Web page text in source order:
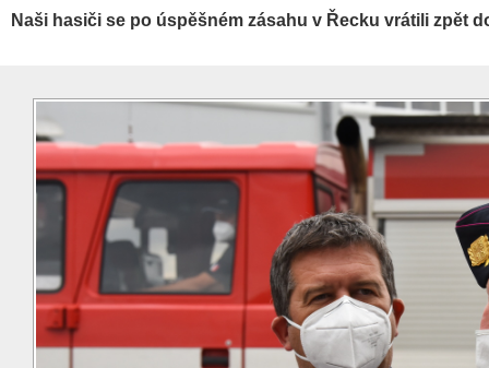
Naši hasiči se po úspěšném zásahu v Řecku vrátili zpět